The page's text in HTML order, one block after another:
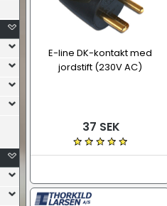
E-line DK-kontakt med
jordstift (230V AC)
37 SEK